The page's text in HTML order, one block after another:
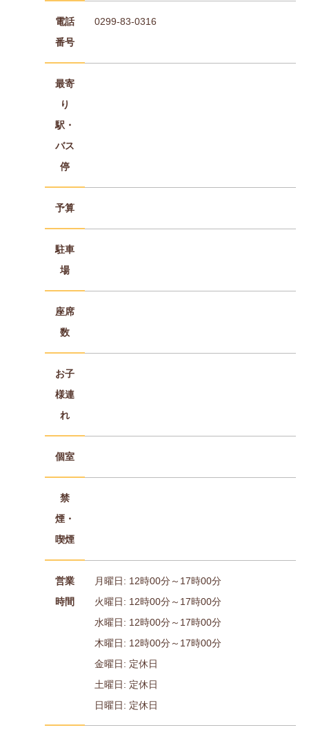
電話
番号
0299-83-0316
最寄
り
駅・
バス
停
予算
駐車
場
座席
数
お子
様連
れ
個室
禁
煙・
喫煙
営業
時間
月曜日: 12時00分～17時00分
火曜日: 12時00分～17時00分
水曜日: 12時00分～17時00分
木曜日: 12時00分～17時00分
金曜日: 定休日
土曜日: 定休日
日曜日: 定休日